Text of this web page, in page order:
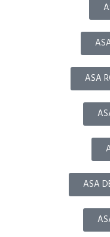
ASA
ASA